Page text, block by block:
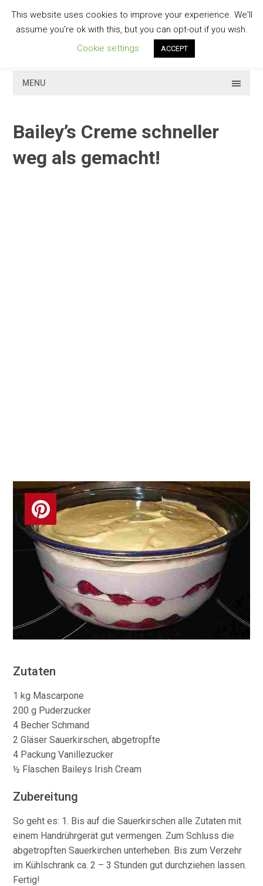
contentGESCHMACKVOLL
MENU
Bailey’s Creme schneller
weg als gemacht!
Zutaten
1 kg Mascarpone
200 g Puderzucker
4 Becher Schmand
2 Gläser Sauerkirschen, abgetropfte
4 Packung Vanillezucker
½ Flaschen Baileys Irish Cream
Zubereitung
So geht es: 1. Bis auf die Sauerkirschen alle Zutaten mit
einem Handrührgerät gut vermengen. Zum Schluss die
abgetropften Sauerkirchen unterheben. Bis zum Verzehr
im Kühlschrank ca. 2 – 3 Stunden gut durchziehen lassen.
Fertig!
This website uses cookies to improve your experience. We'll
assume you're ok with this, but you can opt-out if you wish.
Cookie settings
ACCEPT